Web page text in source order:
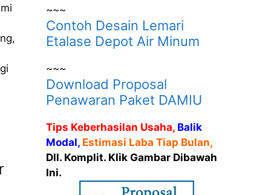
~~~
Contoh Desain Lemari
Etalase Depot Air Minum
~~~
Download Proposal
Penawaran Paket DAMIU
Tips Keberhasilan Usaha, Balik
Modal, Estimasi Laba Tiap Bulan,
Dll. Komplit. Klik Gambar Dibawah
Ini.